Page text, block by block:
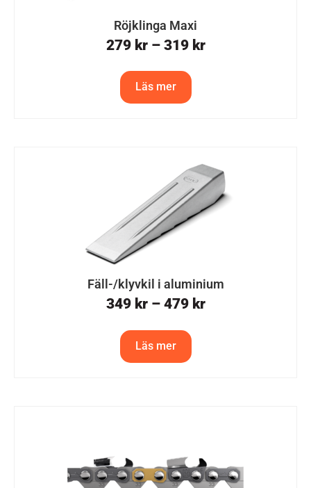
Röjklinga Maxi
279 kr – 319 kr
Läs mer
Fäll-/klyvkil i aluminium
349 kr – 479 kr
Läs mer